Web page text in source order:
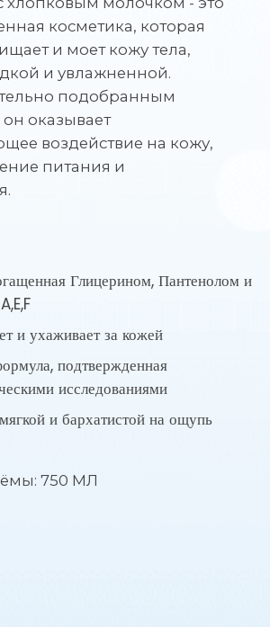
косметика, которая
и моет кожу тела,
и увлажненной.
подобранным
оказывает
воздействие на кожу,
питания и
Глицерином, Пантенолом и
и ухаживает за кожей
подтвержденная
исследованиями
и бархатистой на ощупь
750 МЛ